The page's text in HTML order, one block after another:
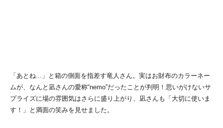
「あとね...」と箱の側面を指差す竜人さん。実はお財布のカラーネー
ムが、なんと凪さんの愛称“nemo”だったことが判明！思いがけないサ
プライズに場の雰囲気はさらに盛り上がり、凪さんも「大切に使いま
す！」と満面の笑みを見せました。